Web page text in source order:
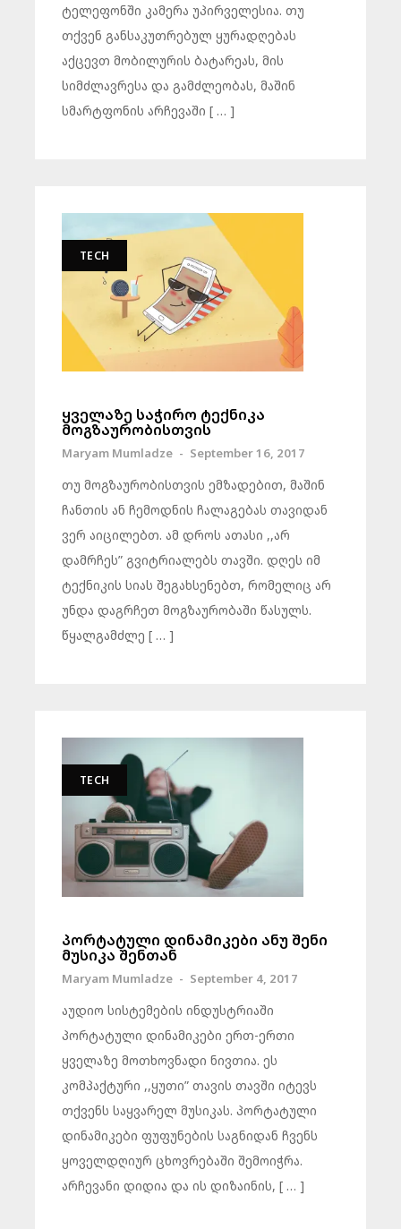
ტელეფონში კამერა უპირველესია. თუ
თქვენ განსაკუთრებულ ყურადღებას
აქცევთ მობილურის ბატარეას, მის
სიმძლავრესა და გამძლეობას, მაშინ
სმარტფონის არჩევაში [ … ]
TECH
ყველაზე საჭირო ტექნიკა
მოგზაურობისთვის
Maryam Mumladze - September 16, 2017
თუ მოგზაურობისთვის ემზადებით, მაშინ
ჩანთის ან ჩემოდნის ჩალაგებას თავიდან
ვერ აიცილებთ. ამ დროს ათასი ,,არ
დამრჩეს” გვიტრიალებს თავში. დღეს იმ
ტექნიკის სიას შეგახსენებთ, რომელიც არ
უნდა დაგრჩეთ მოგზაურობაში წასულს.
წყალგამძლე [ … ]
TECH
პორტატული დინამიკები ანუ შენი
მუსიკა შენთან
Maryam Mumladze - September 4, 2017
აუდიო სისტემების ინდუსტრიაში
პორტატული დინამიკები ერთ-ერთი
ყველაზე მოთხოვნადი ნივთია. ეს
კომპაქტური ,,ყუთი” თავის თავში იტევს
თქვენს საყვარელ მუსიკას. პორტატული
დინამიკები ფუფუნების საგნიდან ჩვენს
ყოველდღიურ ცხოვრებაში შემოიჭრა.
არჩევანი დიდია და ის დიზაინის, [ … ]